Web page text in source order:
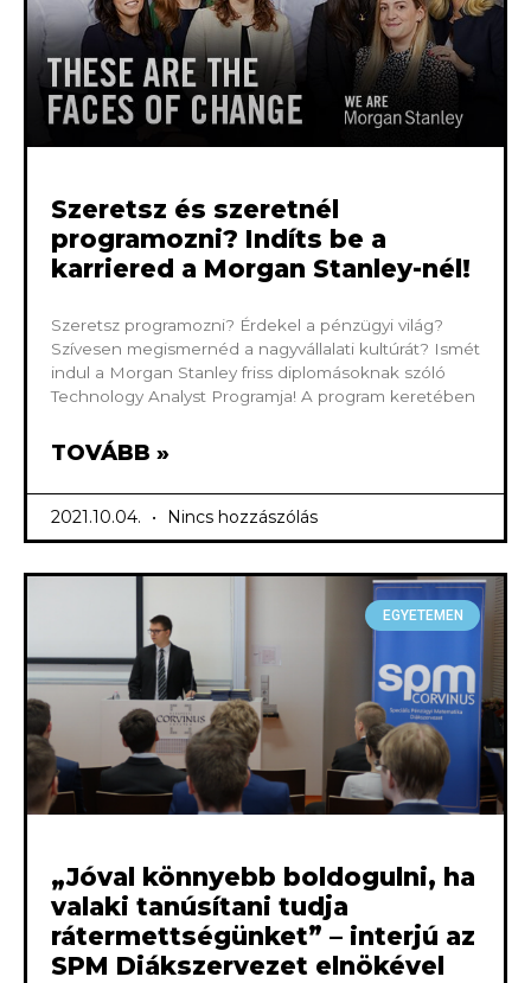
Szeretsz és szeretnél
programozni? Indíts be a
karriered a Morgan Stanley-nél!
Szeretsz programozni? Érdekel a pénzügyi világ?
Szívesen megismernéd a nagyvállalati kultúrát? Ismét
indul a Morgan Stanley friss diplomásoknak szóló
Technology Analyst Programja! A program keretében
TOVÁBB »
2021.10.04. Nincs hozzászólás
EGYETEMEN
„Jóval könnyebb boldogulni, ha
valaki tanúsítani tudja
rátermettségünket” – interjú az
SPM Diákszervezet elnökével